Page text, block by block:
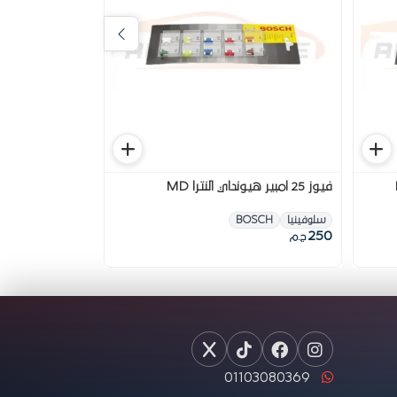
فيوز 25 امبير هيونداي النترا MD
سلوفينيا BOSCH
250 ج.م